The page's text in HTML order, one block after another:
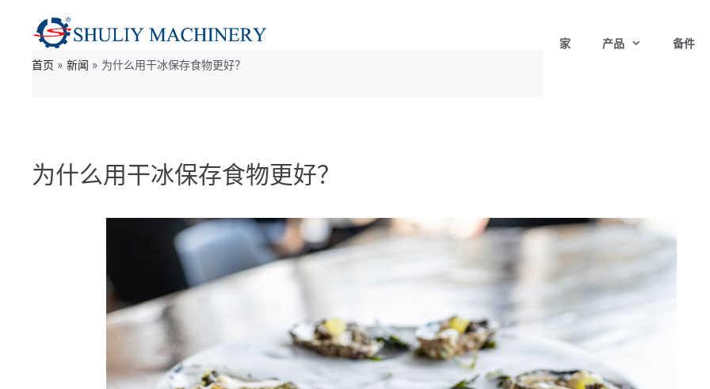
家 产品 备件
首页 » 新闻 » 为什么用干冰保存食物更好？
为什么用干冰保存食物更好？